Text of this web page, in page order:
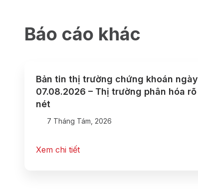
Báo cáo khác
Bản tin thị trường chứng khoán ngày
07.08.2026 – Thị trường phân hóa rõ
nét
7 Tháng Tám, 2026
Xem chi tiết